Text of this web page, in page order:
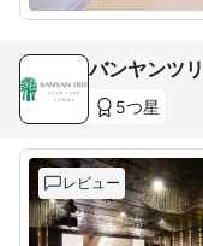
バンヤンツ
5つ星
レビュー